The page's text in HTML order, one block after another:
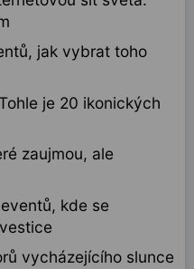
jak vybrat toho
je 20 ikonických
zaujmou, ale
kde se
vycházejícího slunce